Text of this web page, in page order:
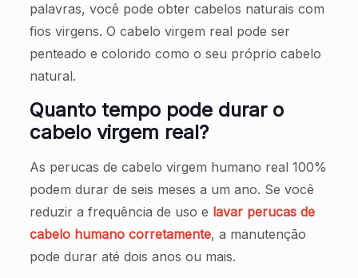
palavras, você pode obter cabelos naturais com
fios virgens. O cabelo virgem real pode ser
penteado e colorido como o seu próprio cabelo
natural.
Quanto tempo pode durar o
cabelo virgem real?
As perucas de cabelo virgem humano real 100%
podem durar de seis meses a um ano. Se você
reduzir a frequência de uso e lavar perucas de
cabelo humano corretamente, a manutenção
pode durar até dois anos ou mais.